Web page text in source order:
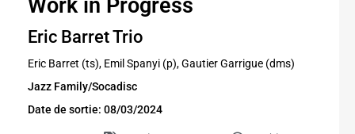
Work in Progress
Eric Barret Trio
Eric Barret (ts), Emil Spanyi (p), Gautier Garrigue (dms)
Jazz Family/Socadisc
Date de sortie: 08/03/2024